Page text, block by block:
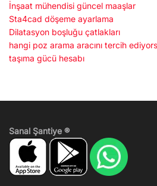
İnşaat mühendisi güncel maaşlar
Sta4cad döşeme ayarlama
Dilatasyon boşluğu çatlakları
hangi poz arama aracını tercih
taşıma gücü hesabı
Sanal Şantiye ®